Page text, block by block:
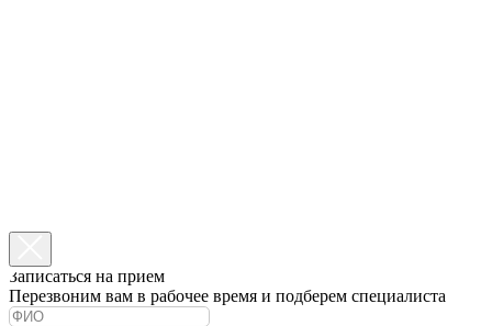
Записаться на прием
Перезвоним вам в рабочее время и подберем специалиста